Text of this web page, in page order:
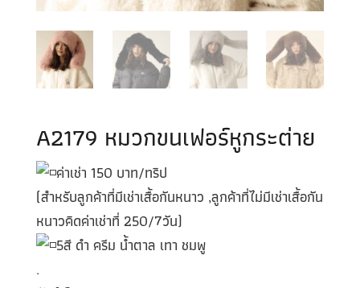
A2179 หมวกขนเฟอร์หูกระต่าย
ค่าเช่า 150 บาท/ทริป
(สำหรับลูกค้าที่มีเช่าเสื้อกันหนาว ,ลูกค้าที่ไม่มีเช่าเสื้อกัน
หนาวคิดค่าเช่าที่ 250/7วัน)
5สี ดำ ครีม น้ำตาล เทา ชมพู
.